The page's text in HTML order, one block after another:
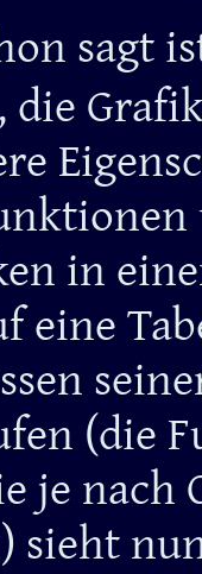
sagt
die
in
eine
(die
je nach
sieht